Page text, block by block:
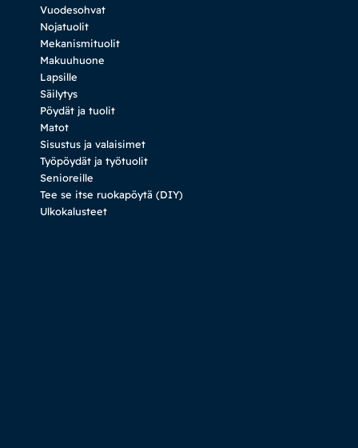
Vuodesohvat
Nojatuolit
Mekanismituolit
Makuuhuone
Lapsille
Säilytys
Pöydät ja tuolit
Matot
Sisustus ja valaisimet
Työpöydät ja työtuolit
Senioreille
Tee se itse ruokapöytä (DIY)
Ulkokalusteet